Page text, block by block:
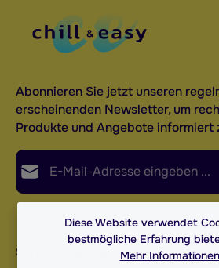
Abonnieren Sie jetzt unseren
erscheinenden Newsletter, um
Produkte und Angebote informiert
E-Mail-Adresse*
Datenschutz
Ich habe die
Kenntnis genommen und
Die mit einem Stern (*)
Pflichtfelder.
Service-Hotline
Diese Website verwendet
bestmögliche Erfahrung
Mehr